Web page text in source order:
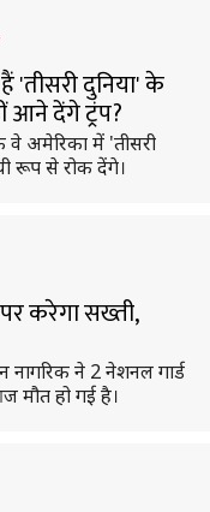
'तीसरी दुनिया' के
आने देंगे ट्रंप?
वे अमेरिका में 'तीसरी
रूप से रोक देंगे।
पर करेगा सख्ती,
ने 2 नेशनल गार्ड
मौत हो गई है।